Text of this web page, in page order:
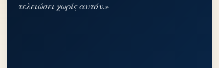
τελειώσει χωρίς αυτόν.»